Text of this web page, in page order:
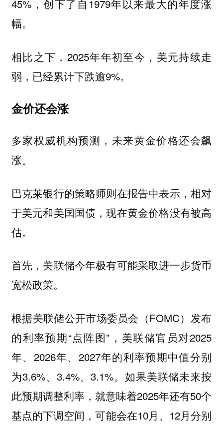
45%，创下了自1979年以来最大的年度涨
幅。
相比之下，2025年年初至今，美元持续走
弱，已经累计下跌逾9%。
金价还会涨
多家权威机构预测，未来黄金价格还会飙
涨。
巴克莱银行的策略师则在报告中表示，相对
于美元和美国国债，现在黄金价格没有被高
估。
首先，美联储今年极有可能采取进一步货币
宽松政策。
根据美联储公开市场委员会（FOMC）发布
的利率预期“点阵图”，美联储官员对2025
年、2026年、2027年的利率预期中值分别
为3.6%、3.4%、3.1%。如果美联储未来按
此预期调整利率，就意味着2025年还有50个
基点的下调空间，可能会在10月、12月分别